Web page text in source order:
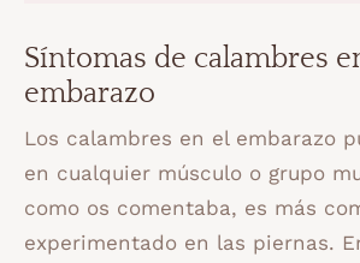
Síntomas de calambres
embarazo
Los calambres en el embarazo
en cualquier músculo o grupo
como os comentaba, es más
experimentado en las piernas.